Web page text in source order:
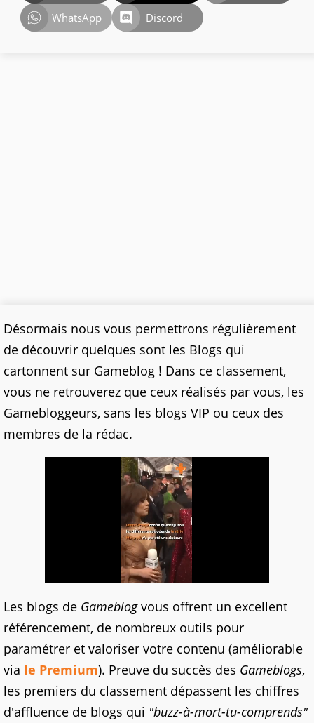
WhatsApp
Discord
Désormais nous vous permettrons régulièrement
de découvrir quelques sont les Blogs qui
cartonnent sur Gameblog ! Dans ce classement,
vous ne retrouverez que ceux réalisés par vous, les
Gamebloggeurs, sans les blogs VIP ou ceux des
membres de la rédac.
Les blogs de Gameblogvous offrent un excellent
référencement, de nombreux outils pour
paramétrer et valoriser votre contenu (améliorable
via le Premium). Preuve du succès des Gameblogs,
les premiers du classement dépassent les chiffres
d'affluence de blogs qui "buzz-à-mort-tu-comprends"